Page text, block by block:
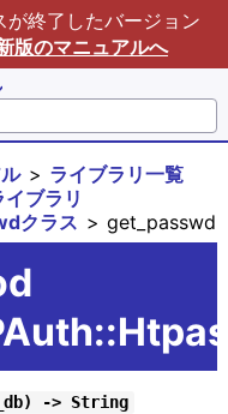
が終了したバージョン
版のマニュアルへ
ライブラリ一覧
ブラリ
クラス
get_passwd
-> String